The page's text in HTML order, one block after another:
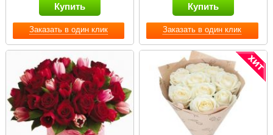
Заказать в один клик
Купить
Заказать в один клик
Купить